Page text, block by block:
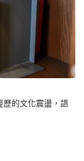
歷的文化震盪，語